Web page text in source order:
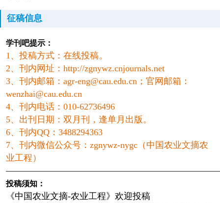
征稿信息
学刊吧提示：
1、投稿方式：在线投稿。
2、刊内网址：http://zgnywz.cnjournals.net
3、刊内邮箱：agr-eng@cau.edu.cn； 官网邮箱：
wenzhai@cau.edu.cn
4、刊内电话：010-62736496
5、出刊日期：双月刊，逢单月出版。
6、刊内QQ：3488294363
7、刊内微信公众号：zgnywz-nygc（中国农业文摘农
业工程）
投稿须知：
《中国农业文摘-农业工程》欢迎投稿